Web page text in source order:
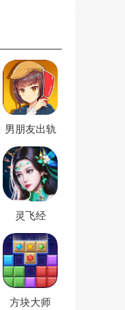
男朋友出轨
灵飞经
方块大师